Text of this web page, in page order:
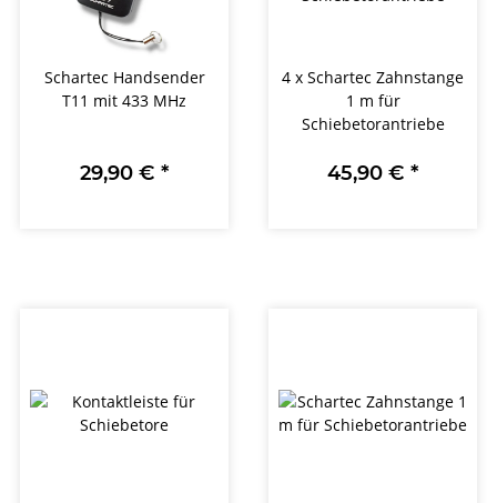
Schartec Handsender
T11 mit 433 MHz
29,90 € *
4 x Schartec Zahnstange
1 m für
Schiebetorantriebe
45,90 € *